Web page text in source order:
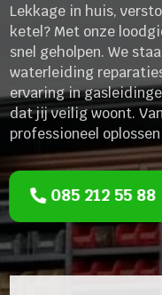
Lekkage in huis,
ketel? Met onze
snel geholpen.​ We
waterleiding
ervaring in
dat jij veilig woont.​
professioneel
085 212 55 88